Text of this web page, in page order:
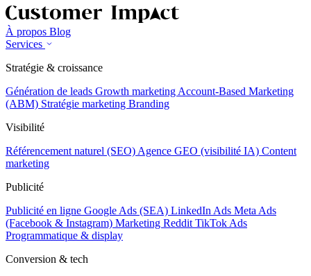
À propos Blog
Services
Stratégie & croissance
Génération de leads Growth marketing Account-Based Marketing
(ABM) Stratégie marketing Branding
Visibilité
Référencement naturel (SEO) Agence GEO (visibilité IA) Content
marketing
Publicité
Publicité en ligne Google Ads (SEA) LinkedIn Ads Meta Ads
(Facebook & Instagram) Marketing Reddit TikTok Ads
Programmatique & display
Conversion & tech